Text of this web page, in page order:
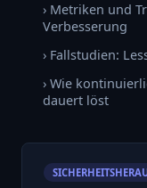
› Metriken und
Verbesserung
› Fallstudien:
› Wie
dauert löst